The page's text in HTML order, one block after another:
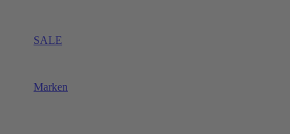
SALE
Marken